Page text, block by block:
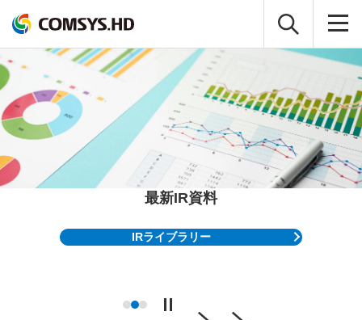
コムシスホールディングス株式会
最新IR資料
IRライブラリー
未来を創る